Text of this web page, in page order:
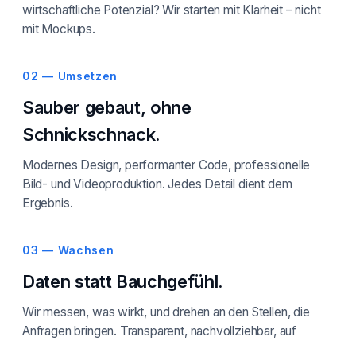
wirtschaftliche Potenzial? Wir starten mit Klarheit – nicht
mit Mockups.
02 — Umsetzen
Sauber gebaut, ohne
Schnickschnack.
Modernes Design, performanter Code, professionelle
Bild- und Videoproduktion. Jedes Detail dient dem
Ergebnis.
03 — Wachsen
Daten statt Bauchgefühl.
Wir messen, was wirkt, und drehen an den Stellen, die
Anfragen bringen. Transparent, nachvollziehbar, auf